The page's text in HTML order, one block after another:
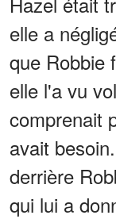
elle a
que Robbie
elle l'a vu
comprenait
avait
derrière
qui lui a